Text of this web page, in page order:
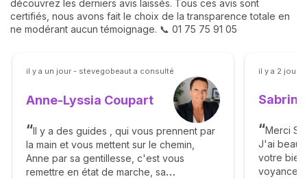
découvrez les derniers avis laissés. Tous ces avis sont
certifiés, nous avons fait le choix de la transparence totale en
ne modérant aucun témoignage. 📞 01 75 75 91 05
il y a un jour - stevegobeaut a consulté
Anne-Lyssia Coupart
Il y a des guides , qui vous prennent par
la main et vous mettent sur le chemin,
Anne par sa gentillesse, c'est vous
remettre en état de marche, sa
il y a 2 jours
Merci
J'ai
votre
voyance.